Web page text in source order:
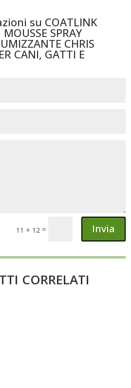
su COATLINK
SPRAY
CHRIS
CANI, GATTI E
11 + 12 = Invia
CORRELATI